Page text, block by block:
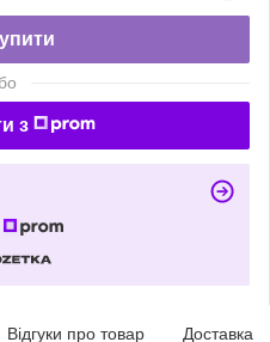
з
Відгуки про товар Доставка